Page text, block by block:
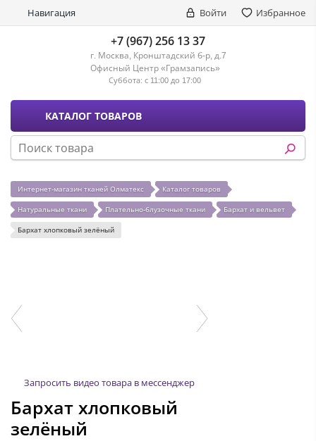
Навигация Войти Избранное
+7 (967) 256 13 37
г. Москва, Кронштадский б-р, д.7
Офисный Центр «Грамзапись»
Суббота: с 11:00 до 17:00
КАТАЛОГ ТОВАРОВ
Интернет-магазин тканей Олматекс Каталог товаров
Натуральные ткани Плательно-блузочные ткани Бархат и вельвет
Бархат хлопковый зелёный
Запросить видео товара в мессенджер
Бархат хлопковый
зелёный